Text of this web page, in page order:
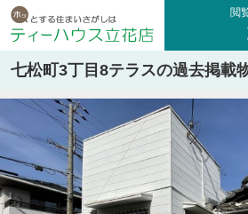
閲
七松町3丁目8テラスの過去掲載